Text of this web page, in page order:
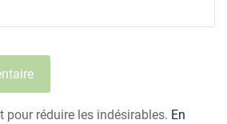
pour réduire les indésirables. En